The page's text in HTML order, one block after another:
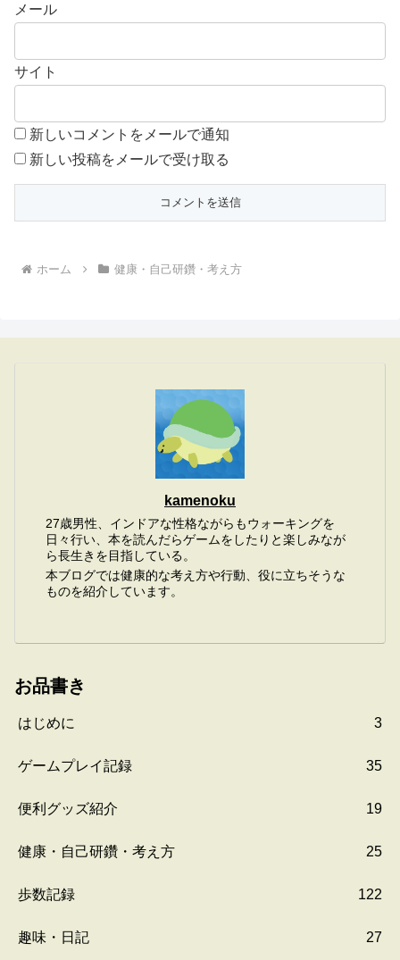
メール
サイト
新しいコメントをメールで通知
新しい投稿をメールで受け取る
ホーム 健康・自己研鑽・考え方
kamenoku
27歳男性、インドアな性格ながらもウォーキングを
日々行い、本を読んだらゲームをしたりと楽しみなが
ら長生きを目指している。
本ブログでは健康的な考え方や行動、役に立ちそうな
ものを紹介しています。
お品書き
はじめに 3
ゲームプレイ記録 35
便利グッズ紹介 19
健康・自己研鑽・考え方 25
歩数記録 122
趣味・日記 27